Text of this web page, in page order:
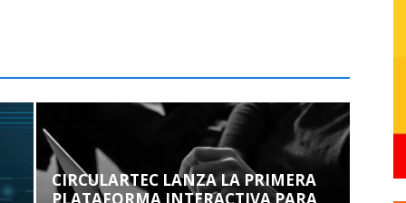
CIRCULARTEC LANZA LA PRIMERA